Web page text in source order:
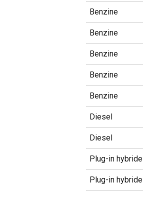
Benzine
Benzine
Benzine
Benzine
Benzine
Diesel
Diesel
Plug-in hybride
Plug-in hybride